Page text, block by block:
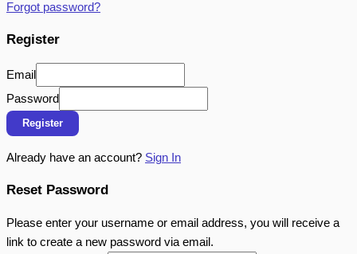
Forgot password?
Register
Email
Password
Register
Already have an account? Sign In
Reset Password
Please enter your username or email address, you will receive a
link to create a new password via email.